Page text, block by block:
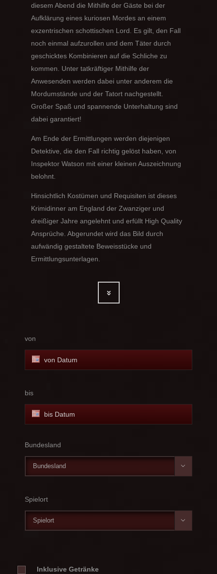
diesem Abend die Mithilfe der Gäste bei der
Aufklärung eines kuriosen Mordes an einem
exzentrischen schottischen Lord. Es gilt, den Fall
noch einmal aufzurollen und dem Täter durch
geschicktes Kombinieren auf die Schliche zu
kommen. Unter tatkräftiger Mithilfe der
Anwesenden werden dabei unter anderem die
Mordumstände und der Tatort nachgestellt.
Großer Spaß und spannende Unterhaltung sind
dabei garantiert!
Am Ende der Ermittlungen werden diejenigen
Detektive, die den Fall richtig gelöst haben, von
Inspektor Watson mit einer kleinen Auszeichnung
belohnt.
Hinsichtlich Kostümen und Requisiten ist dieses
Krimidinner am England der Zwanziger und
dreißiger Jahre angelehnt und erfüllt High Quality
Ansprüche. Abgerundet wird das Bild durch
aufwändig gestaltete Beweisstücke und
Ermittlungsunterlagen.
von
bis
Bundesland

Spielort

Inklusive Getränke